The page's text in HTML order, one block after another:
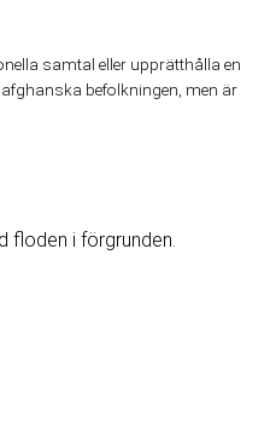
samtal eller upprätthålla en
befolkningen, men är